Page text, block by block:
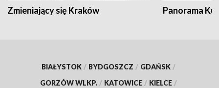
Zmieniający się Kraków Panorama
BIAŁYSTOK / BYDGOSZCZ / GDAŃSK /
GORZÓW WLKP. / KATOWICE / KIELCE /